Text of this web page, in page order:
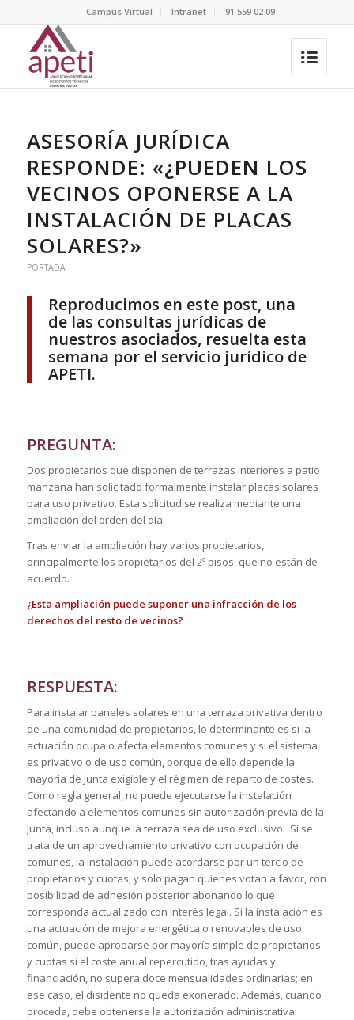
Campus Virtual Intranet 91 559 02 09
ASESORÍA JURÍDICA
RESPONDE: «¿PUEDEN LOS
VECINOS OPONERSE A LA
INSTALACIÓN DE PLACAS
SOLARES?»
PORTADA
Reproducimos en este post, una
de las consultas jurídicas de
nuestros asociados, resuelta esta
semana por el servicio jurídico de
APETI.
PREGUNTA:
Dos propietarios que disponen de terrazas interiores a patio
manzana han solicitado formalmente instalar placas solares
para uso privativo. Esta solicitud se realiza mediante una
ampliación del orden del día.
Tras enviar la ampliación hay varios propietarios,
principalmente los propietarios del 2º pisos, que no están de
acuerdo.
¿Esta ampliación puede suponer una infracción de los
derechos del resto de vecinos?
RESPUESTA:
Para instalar paneles solares en una terraza privativa dentro
de una comunidad de propietarios, lo determinante es si la
actuación ocupa o afecta elementos comunes y si el sistema
es privativo o de uso común, porque de ello depende la
mayoría de Junta exigible y el régimen de reparto de costes.
Como regla general, no puede ejecutarse la instalación
afectando a elementos comunes sin autorización previa de la
Junta, incluso aunque la terraza sea de uso exclusivo. Si se
trata de un aprovechamiento privativo con ocupación de
comunes, la instalación puede acordarse por un tercio de
propietarios y cuotas, y solo pagan quienes votan a favor, con
posibilidad de adhesión posterior abonando lo que
corresponda actualizado con interés legal. Si la instalación es
una actuación de mejora energética o renovables de uso
común, puede aprobarse por mayoría simple de propietarios
y cuotas si el coste anual repercutido, tras ayudas y
financiación, no supera doce mensualidades ordinarias; en
ese caso, el disidente no queda exonerado. Además, cuando
proceda, debe obtenerse la autorización administrativa